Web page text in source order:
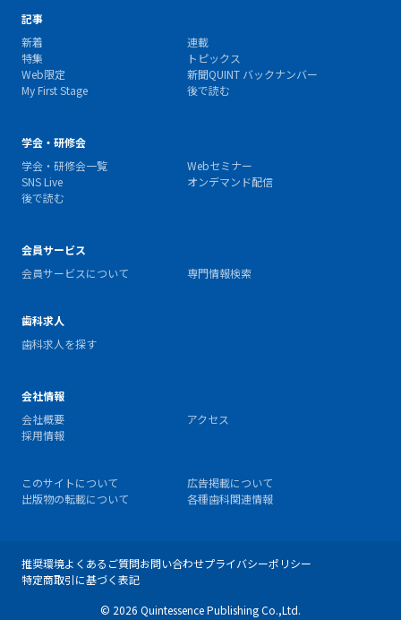
記事
新着
連載
特集
トピックス
Web限定
新聞QUINT バックナンバー
My First Stage
後で読む
学会・研修会
学会・研修会一覧
Webセミナー
SNS Live
オンデマンド配信
後で読む
会員サービス
会員サービスについて
専門情報検索
歯科求人
歯科求人を探す
会社情報
会社概要
アクセス
採用情報
このサイトについて
広告掲載について
出版物の転載について
各種歯科関連情報
推奨環境よくあるご質問お問い合わせプライバシーポリシー
特定商取引に基づく表記
© 2026 Quintessence Publishing Co.,Ltd.